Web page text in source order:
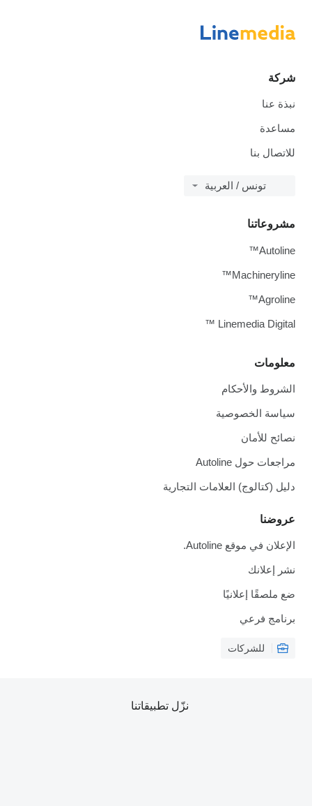
شركة
نبذة عنا
مساعدة
للاتصال بنا
تونس / العربية
معلومات
الشروط والأحكام
سياسة الخصوصية
نصائح للأمان
مراجعات حول Autoline
دليل (كتالوج) العلامات التجارية
عروضنا
الإعلان في موقع Autoline.
نشر إعلانك
ضع ملصقًا إعلانيًا
برنامج فرعي
للشركات
مشروعاتنا
Autoline™
Machineryline™
Agroline™
Linemedia Digital ™
نزّل تطبيقاتنا